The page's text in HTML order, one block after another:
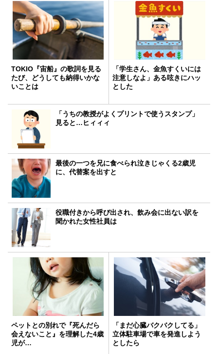
TOKIO『宙船』の歌詞を見る
たび、どうしても納得いかな
いことは
「学生さん、金魚すくいには
注意しなよ」ある呟きにハッ
とした
「うちの教授がよくプリントで使うスタンプ」
見ると…ヒィィィ
最後の一つを兄に食べられ泣きじゃくる2歳児
に、代替案を出すと
役職付きから呼び出され、飲み会に出ない訳を
聞かれた女性社員は
ペットとの別れで『死んだら
会えないこと』を理解した4歳
児が…
「まだ心臓バクバクしてる」
立体駐車場で車を発進しよう
としたら